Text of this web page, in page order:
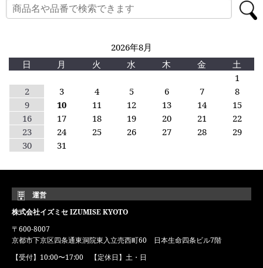
2026年8月
日
月 火 水 木 金
土
1
2
3 4 5 6 7
8
9
10 11 12 13 14
15
16
17 18 19 20 21
22
23
24 25 26 27 28
29
30
31
運営
株式会社イズミセ IZUMISE KYOTO
〒600-8007
京都市下京区四条通東洞院東入立売西町60 日本生命四条ビル7階
【受付】10:00〜17:00 【定休日】土・日